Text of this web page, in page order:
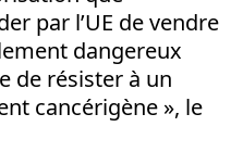
par l’UE de vendre
dangereux
de résister à un
cancérigène », le